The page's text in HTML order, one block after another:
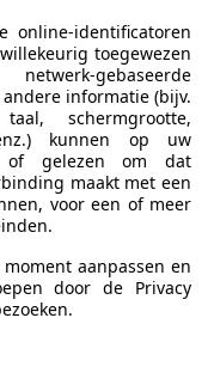
online-identificatoren
toegewezen
gebaseerde
informatie (bijv.
schermgrootte,
kunnen op uw
of gelezen om dat
maakt met een
voor een of meer
aanpassen en
door de Privacy